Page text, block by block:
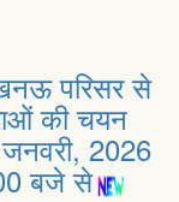
परिसर से
की चयन
जनवरी, 2026
बजे से